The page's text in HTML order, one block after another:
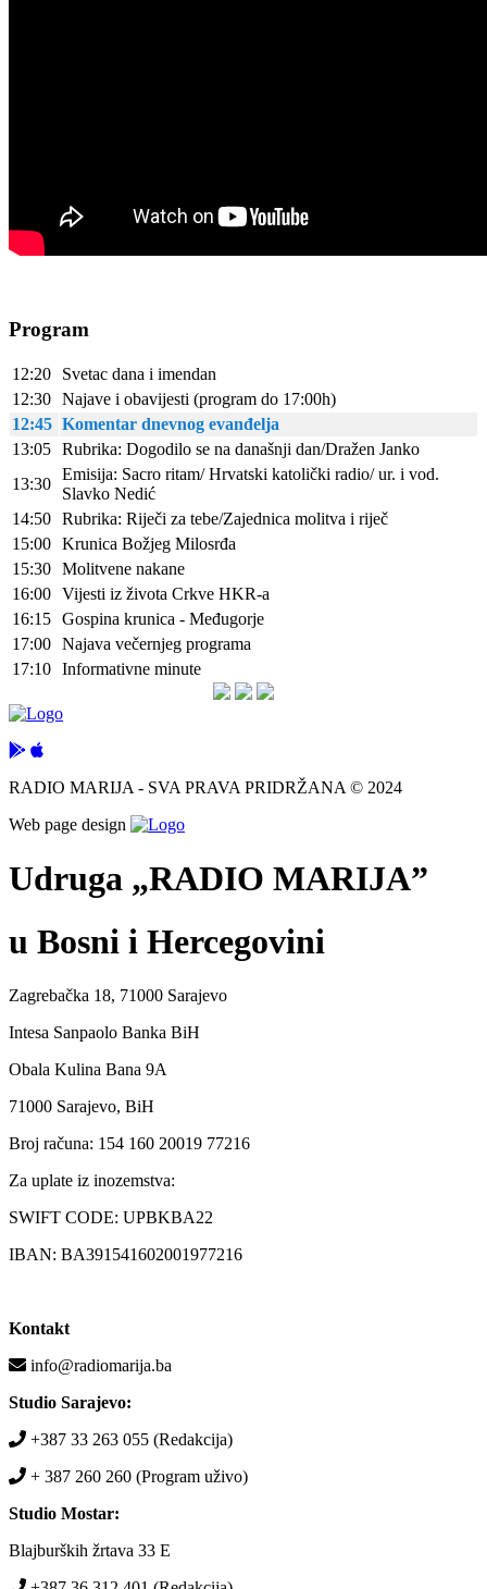
Program
12:20
Svetac dana i imendan
12:30 Najave i obavijesti (program do 17:00h)
12:45 Komentar dnevnog evanđelja
13:05 Rubrika: Dogodilo se na današnji dan/Dražen Janko
13:30
Emisija: Sacro ritam/ Hrvatski katolički radio/ ur. i vod.
Slavko Nedić
14:50 Rubrika: Riječi za tebe/Zajednica molitva i riječ
15:00 Krunica Božjeg Milosrđa
15:30 Molitvene nakane
16:00 Vijesti iz života Crkve HKR-a
16:15 Gospina krunica - Međugorje
17:00 Najava večernjeg programa
17:10 Informativne minute
RADIO MARIJA - SVA PRAVA PRIDRŽANA © 2024
Web page design
Udruga „RADIO MARIJA”
u Bosni i Hercegovini
Zagrebačka 18, 71000 Sarajevo
Intesa Sanpaolo Banka BiH
Obala Kulina Bana 9A
71000 Sarajevo, BiH
Broj računa: 154 160 20019 77216
Za uplate iz inozemstva:
SWIFT CODE: UPBKBA22
IBAN: BA391541602001977216
Kontakt
info@radiomarija.ba
Studio Sarajevo:
+387 33 263 055 (Redakcija)
+ 387 260 260 (Program uživo)
Studio Mostar:
Blajburških žrtava 33 E